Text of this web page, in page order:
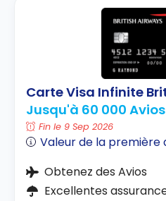
Carte Visa Infinite
Jusqu'à 60 000 Avios
Fin le 9 Sep 2026
Valeur de la première
Obtenez des Avios
Excellentes